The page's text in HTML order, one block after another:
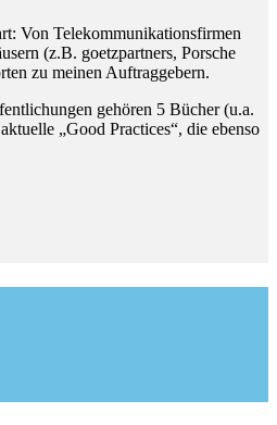
Von Telekommunikationsfirmen
(z.B. goetzpartners, Porsche
zu meinen Auftraggebern.
gehören 5 Bücher (u.a.
„Good Practices“, die ebenso